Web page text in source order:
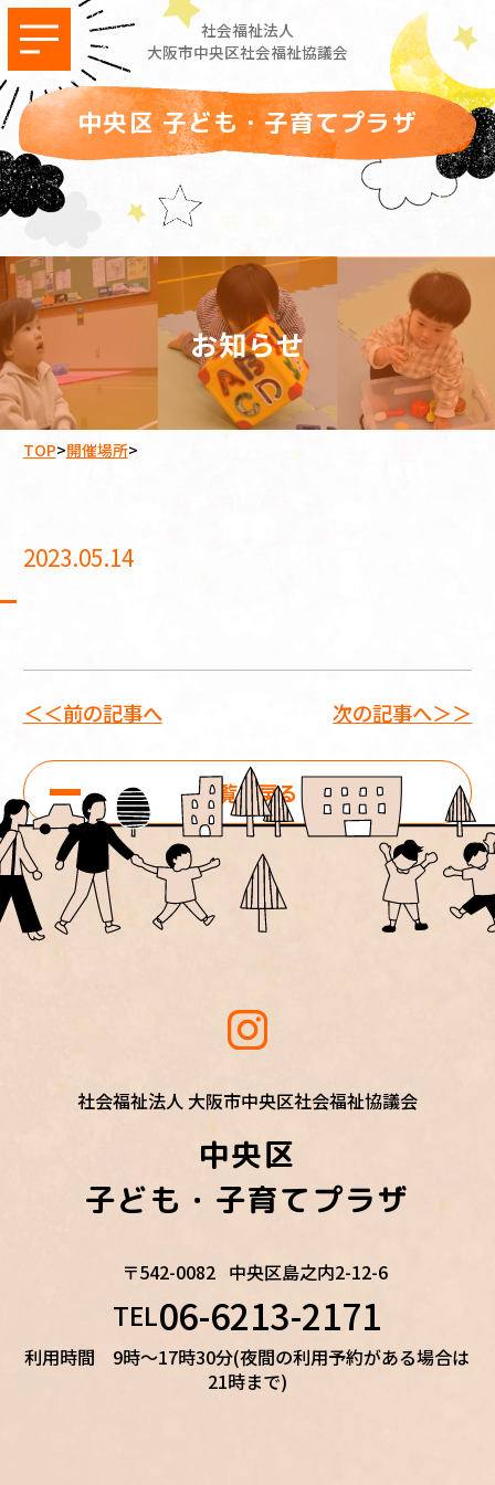
社会福祉法人
大阪市中央区社会福祉協議会
中央区 子ども・子育てプラザ
お知らせ
TOP>開催場所>
2023.05.14
＜＜前の記事へ
一覧に戻る
次の記事へ＞＞
社会福祉法人 大阪市中央区社会福祉協議会
中央区
子ども・子育てプラザ
〒542-0082 中央区島之内2-12-6
TEL06-6213-2171
利用時間 9時～17時30分(夜間の利用予約がある場合は
21時まで)